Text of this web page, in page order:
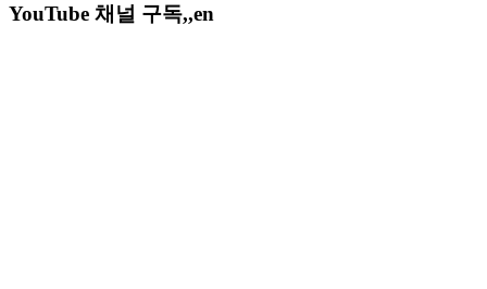
YouTube 채널 구독,,en